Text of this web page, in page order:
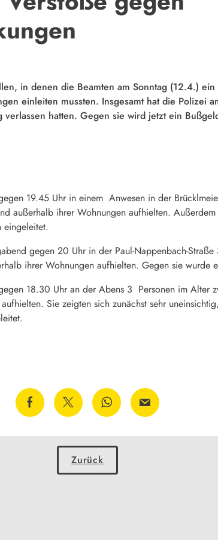
in denen die Beamten am Sonntag (12.4.)
einleiten mussten. Insgesamt hat die Polizei
hatten. Gegen sie wird jetzt ein
19.45 Uhr in einem Anwesen in der
außerhalb ihrer Wohnungen aufhielten.
eingeleitet.
gegen 20 Uhr in der Paul-Nappenbach-
ihrer Wohnungen aufhielten. Gegen sie wurde
18.30 Uhr an der Abens 3 Personen im Alter
Sie zeigten sich zunächst sehr
Zurück